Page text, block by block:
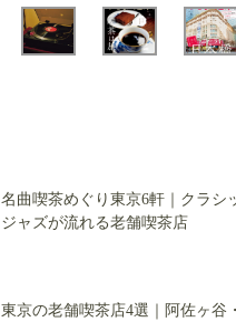
名曲喫茶めぐり東京6軒｜クラシ
ジャズが流れる老舗喫茶店
東京の老舗喫茶店4選｜阿佐ヶ谷